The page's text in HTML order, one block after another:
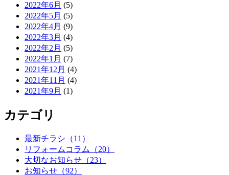
2022年6月 (5)
2022年5月 (5)
2022年4月 (9)
2022年3月 (4)
2022年2月 (5)
2022年1月 (7)
2021年12月 (4)
2021年11月 (4)
2021年9月 (1)
カテゴリ
最新チラシ（11）
リフォームコラム（20）
大切なお知らせ（23）
お知らせ（92）